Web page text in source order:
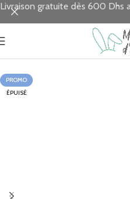
Accueil Sorties & Voyages
PROMO
ÉPUISÉ
Livraison gratuite dès 600 Dhs